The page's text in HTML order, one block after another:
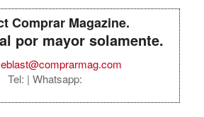
Comprar Magazine.
por mayor solamente.
eblast@comprarmag.com
Tel: | Whatsapp: